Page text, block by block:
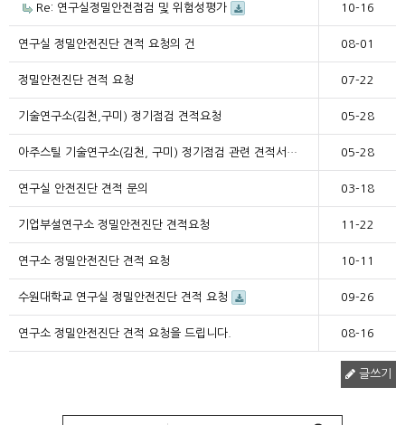
Re: 연구실정밀안전점검 및 위험성평가 10-16
연구실 정밀안전진단 견적 요청의 건 08-01
정밀안전진단 견적 요청 07-22
기술연구소(김천,구미) 정기점검 견적요청 05-28
아주스틸 기술연구소(김천, 구미) 정기점검 관련 견적서… 05-28
연구실 안전진단 견적 문의 03-18
기업부설연구소 정밀안전진단 견적요청 11-22
연구소 정밀안전진단 견적 요청 10-11
수원대학교 연구실 정밀안전진단 견적 요청 09-26
연구소 정밀안전진단 견적 요청을 드립니다. 08-16
글쓰기